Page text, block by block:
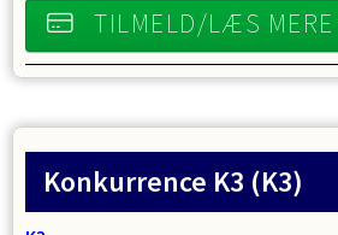
TILMELD/LÆS MERE
Konkurrence K3 (K3)